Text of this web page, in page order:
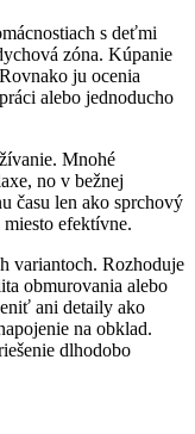
s deťmi
zóna. Kúpanie
ju ocenia
alebo jednoducho
Mnohé
no v bežnej
času len ako sprchový
efektívne.
variantoch. Rozhoduje
obmurovania alebo
ani detaily ako
na obklad.
dlhodobo